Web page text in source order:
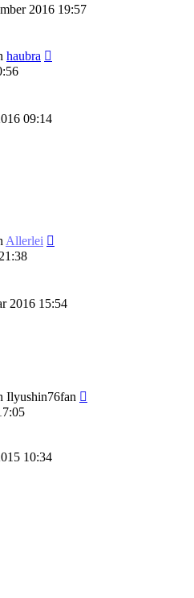
2016 19:57
haubra
09:14
Allerlei
2016 15:54
Ilyushin76fan
10:34